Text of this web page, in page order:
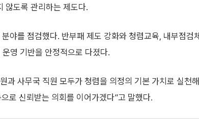
않도록 관리하는 제도다.
야를 점검했다. 반부패 제도 강화와 청렴교육, 내부점검체
영 기반을 안정적으로 다졌다.
과 사무국 직원 모두가 청렴을 의정의 기본 가치로 실천해
로 신뢰받는 의회를 이어가겠다”고 말했다.